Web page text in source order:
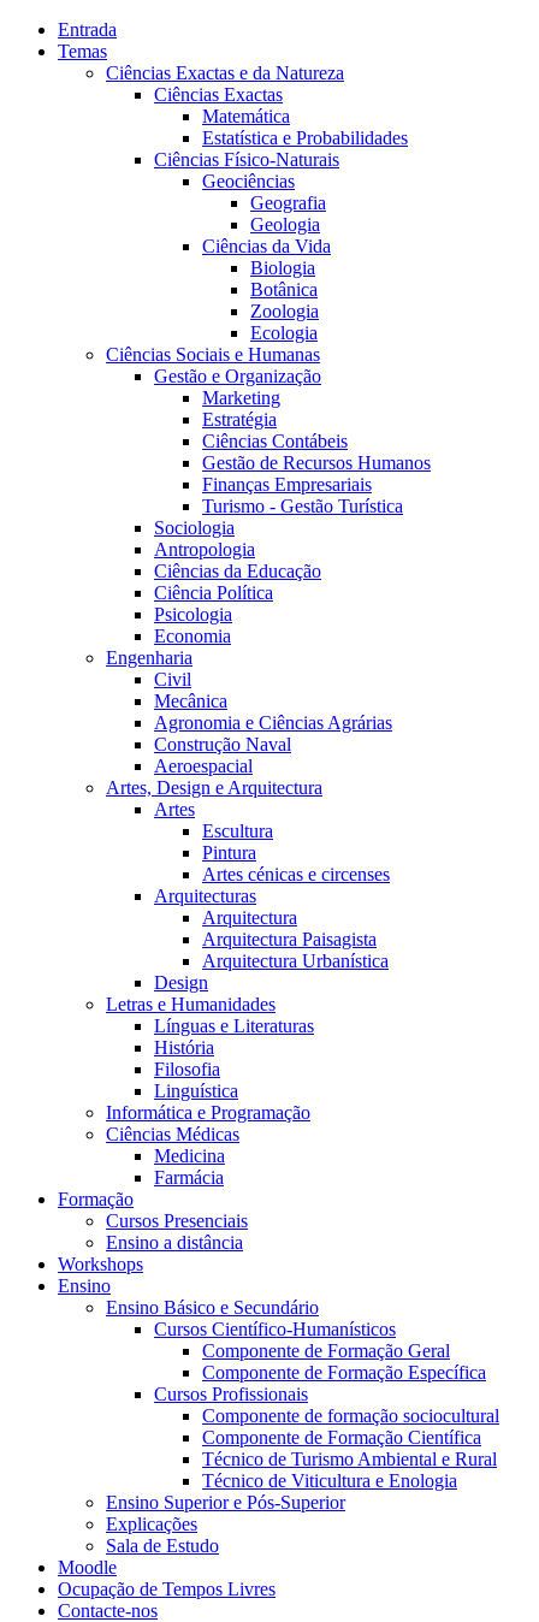
Entrada
Temas
Ciências Exactas e da Natureza
Ciências Exactas
Matemática
Estatística e Probabilidades
Ciências Físico-Naturais
Geociências
Geografia
Geologia
Ciências da Vida
Biologia
Botânica
Zoologia
Ecologia
Ciências Sociais e Humanas
Gestão e Organização
Marketing
Estratégia
Ciências Contábeis
Gestão de Recursos Humanos
Finanças Empresariais
Turismo - Gestão Turística
Sociologia
Antropologia
Ciências da Educação
Ciência Política
Psicologia
Economia
Engenharia
Civil
Mecânica
Agronomia e Ciências Agrárias
Construção Naval
Aeroespacial
Artes, Design e Arquitectura
Artes
Escultura
Pintura
Artes cénicas e circenses
Arquitecturas
Arquitectura
Arquitectura Paisagista
Arquitectura Urbanística
Design
Letras e Humanidades
Línguas e Literaturas
História
Filosofia
Linguística
Informática e Programação
Ciências Médicas
Medicina
Farmácia
Formação
Cursos Presenciais
Ensino a distância
Workshops
Ensino
Ensino Básico e Secundário
Cursos Científico-Humanísticos
Componente de Formação Geral
Componente de Formação Específica
Cursos Profissionais
Componente de formação sociocultural
Componente de Formação Científica
Técnico de Turismo Ambiental e Rural
Técnico de Viticultura e Enologia
Ensino Superior e Pós-Superior
Explicações
Sala de Estudo
Moodle
Ocupação de Tempos Livres
Contacte-nos